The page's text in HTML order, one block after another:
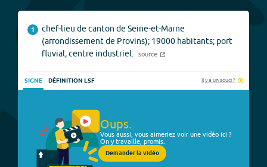
1
chef-lieu de canton de Seine-et-Marne
(arrondissement de Provins); 19000 habitants; port
fluvial; centre industriel.
source
SIGNE DÉFINITION LSF Il y a un souci ?
Oups.
Vous aussi, vous aimeriez voir une vidéo ici ?
On y travaille, promis.
Demander la vidéo